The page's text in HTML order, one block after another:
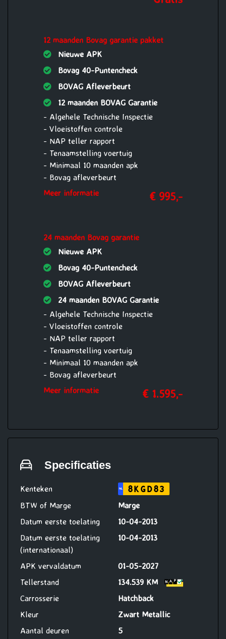
12 maanden Bovag garantie pakket
Nieuwe APK
Bovag 40-Puntencheck
BOVAG Afleverbeurt
12 maanden BOVAG Garantie
- Algehele Technische Inspectie
- Vloeistoffen controle
- NAP teller rapport
- Tenaamstelling voertuig
- Minimaal 10 maanden apk
- Bovag afleverbeurt
- Aircoservice beurt
- 1 jaar Pechhulp Mobiliteit Service
- 12 maanden Bovag garantie op motor
en versnellingsbak of 15.000 km,
(reparatie en onderhoud
werkzaamheden uit te voeren bij
Vakgarage Verheul)
Meer informatie € 995,-
24 maanden Bovag garantie
Nieuwe APK
Bovag 40-Puntencheck
BOVAG Afleverbeurt
24 maanden BOVAG Garantie
- Algehele Technische Inspectie
- Vloeistoffen controle
- NAP teller rapport
- Tenaamstelling voertuig
- Minimaal 10 maanden apk
- Bovag afleverbeurt
- Aircoservice beurt
- 1 jaar Pechhulp Mobiliteit Service
- 24 maanden Bovag garantie op motor
(reparatie en onderhoud
werkzaamheden uit te voeren bij
Meer informatie € 1.595,-
Specificaties
Kenteken NL
8KGD83
BTW of Marge
Marge
Datum eerste toelating
10-04-2013
Datum eerste toelating
(internationaal)
10-04-2013
APK vervaldatum
01-05-2027
Tellerstand
134.539 KM
Carrosserie
Hatchback
Kleur
Zwart Metallic
Aantal deuren
5